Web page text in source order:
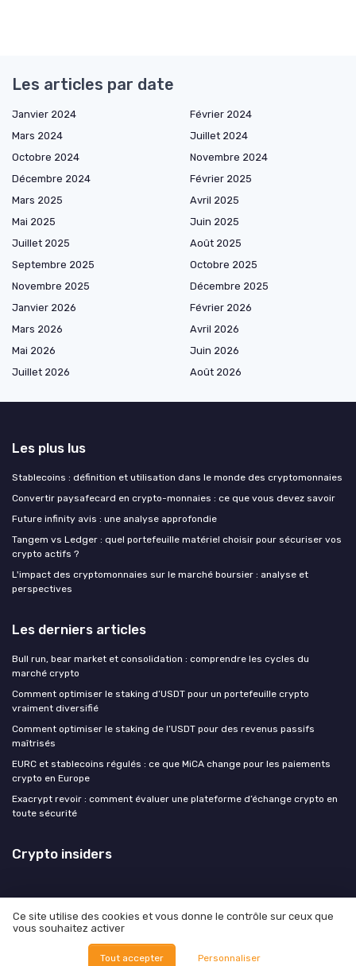
Les articles par date
Janvier 2024
Février 2024
Mars 2024
Juillet 2024
Octobre 2024
Novembre 2024
Décembre 2024
Février 2025
Mars 2025
Avril 2025
Mai 2025
Juin 2025
Juillet 2025
Août 2025
Septembre 2025
Octobre 2025
Novembre 2025
Décembre 2025
Janvier 2026
Février 2026
Mars 2026
Avril 2026
Mai 2026
Juin 2026
Juillet 2026
Août 2026
Les plus lus
Stablecoins : définition et utilisation dans le monde des cryptomonnaies
Convertir paysafecard en crypto-monnaies : ce que vous devez savoir
Future infinity avis : une analyse approfondie
Tangem vs Ledger : quel portefeuille matériel choisir pour sécuriser vos
crypto actifs ?
L'impact des cryptomonnaies sur le marché boursier : analyse et
perspectives
Les derniers articles
Bull run, bear market et consolidation : comprendre les cycles du
marché crypto
Comment optimiser le staking d’USDT pour un portefeuille crypto
vraiment diversifié
Comment optimiser le staking de l’USDT pour des revenus passifs
maîtrisés
EURC et stablecoins régulés : ce que MiCA change pour les paiements
crypto en Europe
Exacrypt revoir : comment évaluer une plateforme d’échange crypto en
toute sécurité
Crypto insiders
Mentions légales
© Crypto insiders 2026
Ce site utilise des cookies et vous donne le contrôle sur ceux que
vous souhaitez activer
Tout accepter Personnaliser